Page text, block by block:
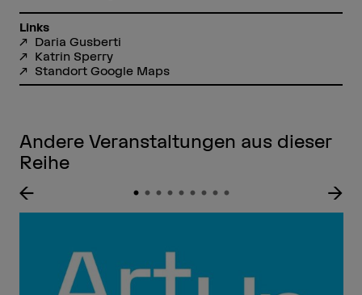
Links
Daria Gusberti
Katrin Sperry
Standort Google Maps
Andere Veranstaltungen aus dieser
Reihe